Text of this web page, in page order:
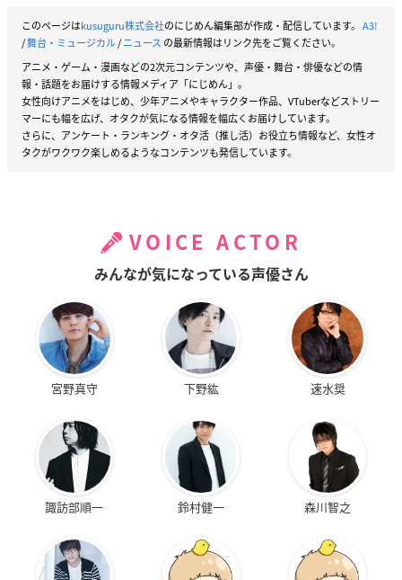
このページはkusuguru株式会社のにじめん編集部が作成・配信しています。 A3!
/舞台・ミュージカル/ニュース の最新情報はリンク先をご覧ください。
アニメ・ゲーム・漫画などの2次元コンテンツや、声優・舞台・俳優などの情
報・話題をお届けする情報メディア「にじめん」。
女性向けアニメをはじめ、少年アニメやキャラクター作品、VTuberなどストリー
マーにも幅を広げ、オタクが気になる情報を幅広くお届けしています。
さらに、アンケート・ランキング・オタ活（推し活）お役立ち情報など、女性オ
タクがワクワク楽しめるようなコンテンツも発信しています。
VOICE ACTOR
みんなが気になっている声優さん
宮野真守 下野紘 速水奨
諏訪部順一 鈴村健一 森川智之